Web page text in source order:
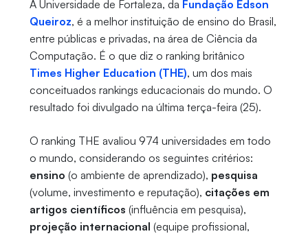
A Universidade de Fortaleza, da Fundação Edson
Queiroz, é a melhor instituição de ensino do Brasil,
entre públicas e privadas, na área de Ciência da
Computação. É o que diz o ranking britânico
Times Higher Education (THE), um dos mais
conceituados rankings educacionais do mundo. O
resultado foi divulgado na última terça-feira (25).
O ranking THE avaliou 974 universidades em todo
o mundo, considerando os seguintes critérios:
ensino (o ambiente de aprendizado), pesquisa
(volume, investimento e reputação), citações em
artigos científicos (influência em pesquisa),
projeção internacional (equipe profissional,